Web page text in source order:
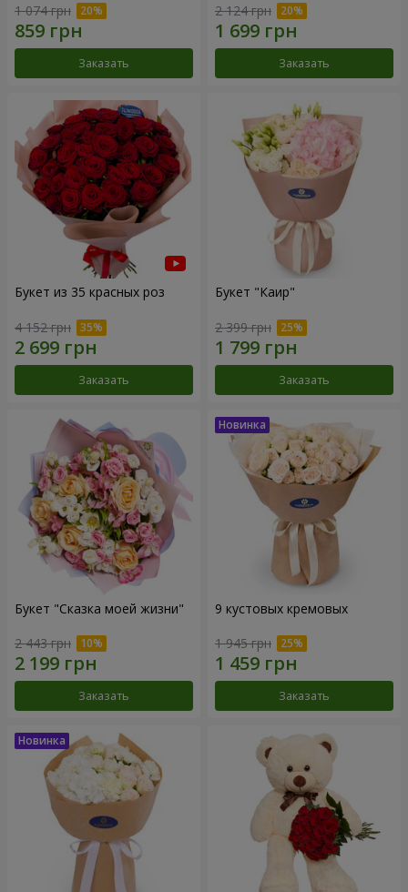
1 074 грн
Заказать
2 124 грн
Заказать
Букет из 35 красных роз
4 152 грн
Заказать
Букет "Каир"
2 399 грн
Заказать
Букет "Сказка моей жизни"
2 443 грн
Заказать
9 кустовых кремовых
1 945 грн
Заказать